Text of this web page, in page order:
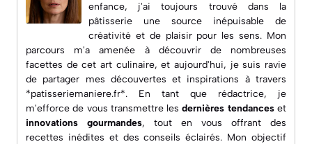
enfance, j'ai toujours trouvé dans la
pâtisserie une source inépuisable de
créativité et de plaisir pour les sens. Mon
parcours m'a amenée à découvrir de nombreuses
facettes de cet art culinaire, et aujourd'hui, je suis ravie
de partager mes découvertes et inspirations à travers
*patisseriemaniere.fr*. En tant que rédactrice, je
m'efforce de vous transmettre lesdernières tendanceset
innovations gourmandes, tout en vous offrant des
recettes inédites et des conseils éclairés. Mon objectif